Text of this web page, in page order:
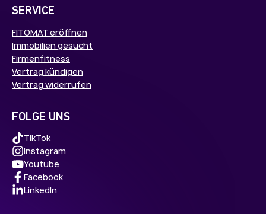
SERVICE
FITOMAT eröffnen
Immobilien gesucht
Firmenfitness
Vertrag kündigen
Vertrag widerrufen
FOLGE UNS
TikTok
Instagram
Youtube
Facebook
LinkedIn